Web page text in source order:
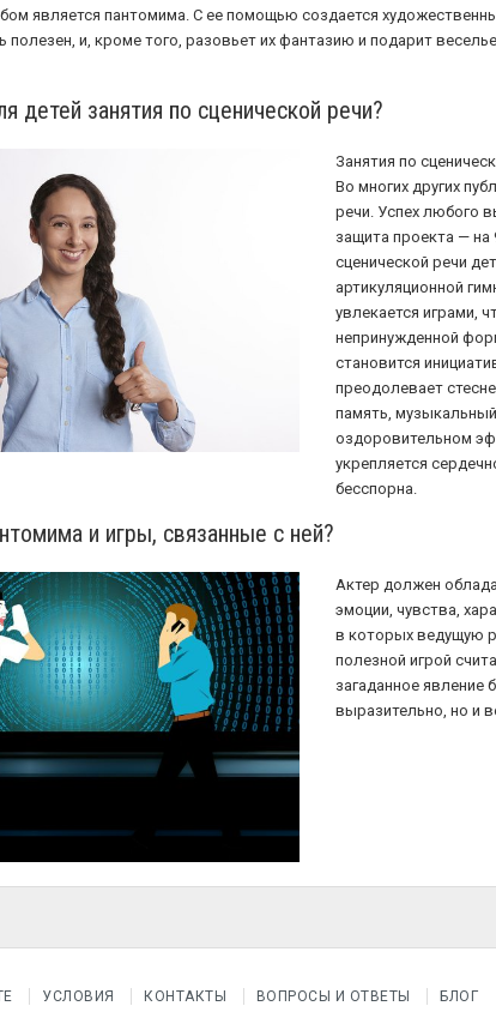
является пантомима. С ее помощью создается
полезен, и, кроме того, разовьет их фантазию и подарит
детей занятия по сценической речи?
Занятия по
Во многих других
речи. Успех любого
защита проекта — на
сценической речи
артикуляционной
увлекается играми,
непринужденной
становится
преодолевает
память,
оздоровительном
укрепляется
бесспорна.
и игры, связанные с ней?
Актер должен
эмоции, чувства,
в которых ведущую
полезной игрой
загаданное
выразительно, но и
УСЛОВИЯ КОНТАКТЫ ВОПРОСЫ И ОТВЕТЫ БЛОГ